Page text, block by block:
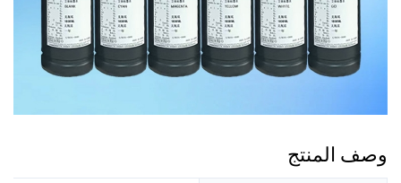
وصف المنتج